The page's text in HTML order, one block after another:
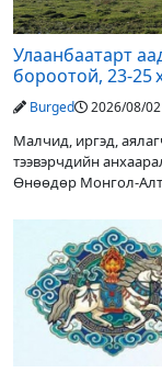
Улаанбаатарт
бороотой, 23-25
дулаан байна
Burged 2026/08/02
Малчид, иргэд,
тээвэрчдийн
Өнөөдөр Монгол-
уулархаг нутгаар
цахилгаантай аадар
орох тул голуудын
түвшин нэмэгдэх,